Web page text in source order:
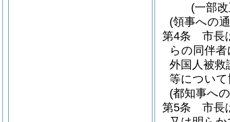
(一部
(領事への
第4条
市長
らの同伴
外国人被救
等につい
(都知事へ
第5条
市長